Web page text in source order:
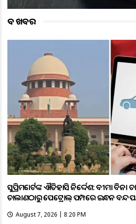
ବଡ ଖବର
ସୁପ୍ରିମକୋର୍ଟଙ୍କ ଐତିହାସିକ ନିର୍ଦ୍ଦେଶ: ବୀମା
ଚାଲାଣଠାରୁ ପେଟ୍ରୋଲ୍ ପମ୍ପରେ ଇନ୍ଧନ ବନ୍ଦ
August 7, 2026 | 8:20 PM